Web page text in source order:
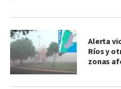
Alerta
Ríos y
zonas